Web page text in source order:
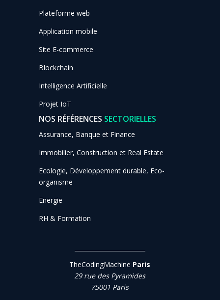
Plateforme web
Application mobile
Site E-commerce
Blockchain
Intelligence Artificielle
Projet IoT
NOS RÉFÉRENCES SECTORIELLES
Assurance, Banque et Finance
Immobilier, Construction et Real Estate
Ecologie, Développement durable, Eco-
organisme
Energie
RH & Formation
TheCodingMachine Paris
29 rue des Pyramides
75001 Paris